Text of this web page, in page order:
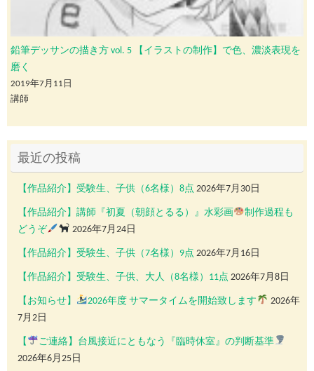
鉛筆デッサンの描き方 vol. 5 【イラストの制作】で色、濃淡表現を
磨く
2019年7月11日
講師
最近の投稿
【作品紹介】受験生、子供（6名様）8点 2026年7月30日
【作品紹介】講師『初夏（朝顔とるる）』水彩画
制作過程も
どうぞ
2026年7月24日
【作品紹介】受験生、子供（7名様）9点 2026年7月16日
【作品紹介】受験生、子供、大人（8名様）11点 2026年7月8日
【お知らせ】 2026年度 サマータイムを開始致します
2026年
7月2日
【
ご連絡】台風接近にともなう『臨時休室』の判断基準
2026年6月25日